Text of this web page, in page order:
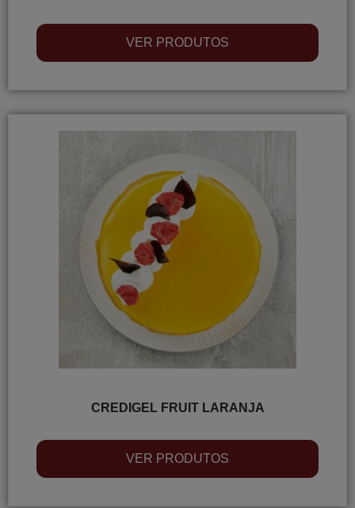
VER PRODUTOS
CREDIGEL FRUIT LARANJA
VER PRODUTOS